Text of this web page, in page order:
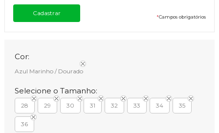
*Campos obrigatórios
Cor:
Azul Marinho / Dourado
Selecione o Tamanho:
28 29 30 31 32 33 34 35
36